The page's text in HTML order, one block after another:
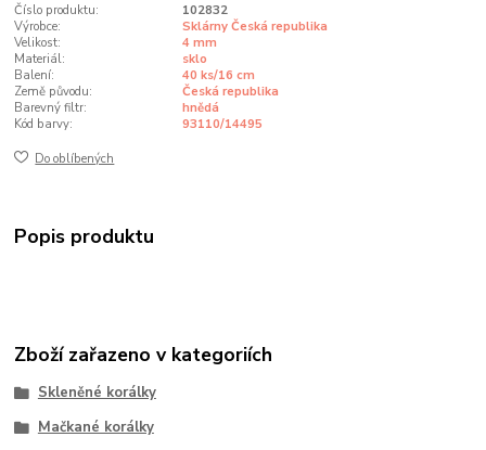
Číslo produktu:
102832
Výrobce:
Sklárny Česká republika
Velikost:
4 mm
Materiál:
sklo
Balení:
40 ks/16 cm
Země původu:
Česká republika
Barevný filtr:
hnědá
Kód barvy:
93110/14495
Do oblíbených
Popis produktu
Zboží zařazeno v kategoriích
Skleněné korálky
Mačkané korálky